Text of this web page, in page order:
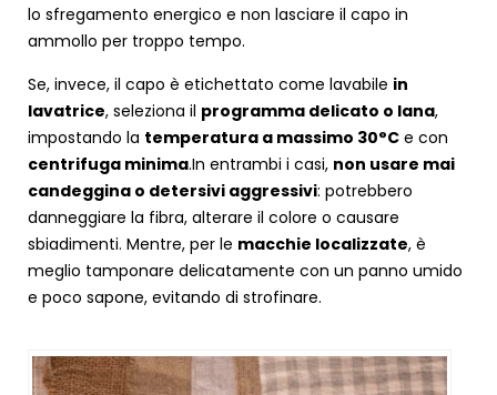
lo sfregamento energico e non lasciare il capo in
ammollo per troppo tempo.
Se, invece, il capo è etichettato come lavabile in
lavatrice, seleziona il programma delicato o lana,
impostando la temperatura a massimo 30°C e con
centrifuga minima.In entrambi i casi, non usare mai
candeggina o detersivi aggressivi: potrebbero
danneggiare la fibra, alterare il colore o causare
sbiadimenti. Mentre, per le macchie localizzate, è
meglio tamponare delicatamente con un panno umido
e poco sapone, evitando di strofinare.